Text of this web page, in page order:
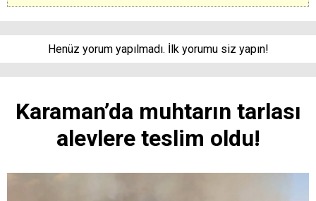
Henüz yorum yapılmadı. İlk yorumu siz yapın!
Karaman’da muhtarın tarlası
alevlere teslim oldu!